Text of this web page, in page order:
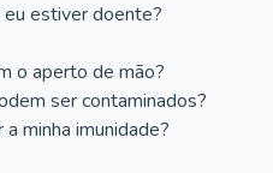
estiver doente?
o aperto de mão?
ser contaminados?
minha imunidade?